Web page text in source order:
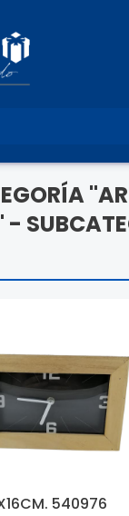
-
DE MESA 24X16CM. 540976